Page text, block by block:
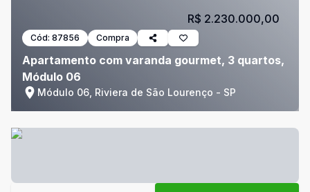
Cód: 87856 Compra
Apartamento com varanda gourmet, 3 quartos,
Módulo 06
Módulo 06, Riviera de São Lourenço - SP
R$ 2.230.000,00